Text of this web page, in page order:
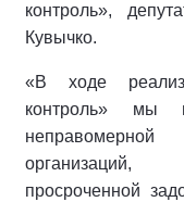
контроль»,
Кувычко.
«В ходе
контроль» мы
организаций,
просроченной